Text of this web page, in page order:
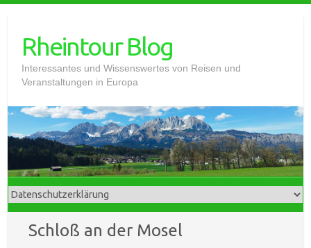
contentRheintour Blog
Interessantes und Wissenswertes von Reisen und
Veranstaltungen in Europa
Schloß an der Mosel